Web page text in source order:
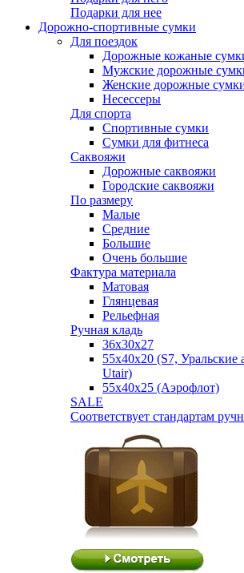
Подарки для нее
Дорожно-спортивные сумки
Для поездок
Дорожные кожаные
Мужские дорожные
Женские дорожные
Несессеры
Для спорта
Спортивные сумки
Сумки для фитнеса
Саквояжи
Дорожные саквояжи
Городские саквояжи
По размеру
Малые
Средние
Большие
Очень большие
Фактура материала
Матовая
Глянцевая
Рельефная
Ручная кладь
36х30x27
55х40х20 (S7, Уральские
Utair)
55х40х25 (Аэрофлот)
SALE
Соответствует стандартам